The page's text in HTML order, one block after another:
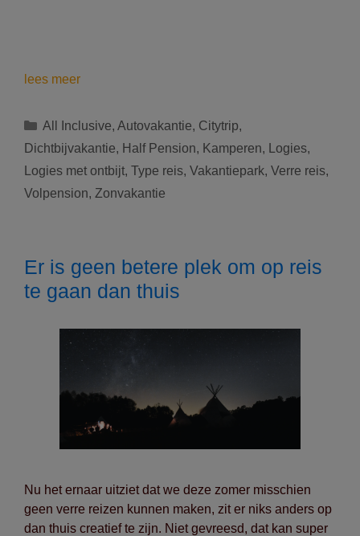
lees meerDe
ideeën
voor
deze
zomer
Categorieën
All Inclusive, Autovakantie, Citytrip,
Dichtbijvakantie, Half Pension, Kamperen, Logies,
Logies met ontbijt, Type reis, Vakantiepark, Verre reis,
Volpension, Zonvakantie
Er is geen betere plek om op reis
te gaan dan thuis
Nu het ernaar uitziet dat we deze zomer misschien
geen verre reizen kunnen maken, zit er niks anders op
dan thuis creatief te zijn. Niet gevreesd, dat kan super